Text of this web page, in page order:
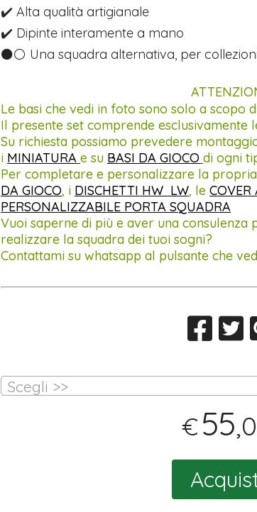
✔️ Alta qualità artigianale
✔️ Dipinte interamente a mano
⚫⚪ Una squadra alternativa, per
Le basi che vedi in foto sono solo a scopo
Il presente set comprende esclusivamente
Su richiesta possiamo prevedere
i MINIATURA e su BASI DA GIOCO di ogni
Per completare e personalizzare la
DA GIOCO, i DISCHETTI HW LW, le
PERSONALIZZABILE PORTA SQUADRA
Vuoi saperne di più e aver una consulenza
realizzare la squadra dei tuoi sogni?
Contattami su whatsapp al pulsante che
Scegli >>
€55